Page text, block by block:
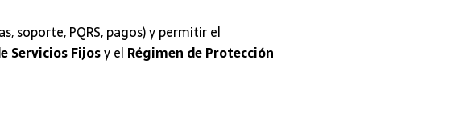
soporte, PQRS, pagos) y permitir el
Servicios Fijosy el Régimen de Protección